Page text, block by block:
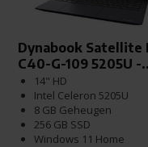
Dynabook Satellite
C40-G-109 5205U -
14" HD
Intel Celeron 5205U
8 GB Geheugen
256 GB SSD
Windows 11 Home